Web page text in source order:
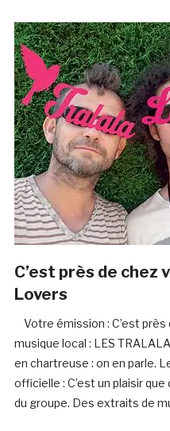
C’est près de chez
Lovers
Votre émission : C’est
musique local : LES
en chartreuse : on en parle.
officielle : C’est un plaisir
du groupe. Des extraits de